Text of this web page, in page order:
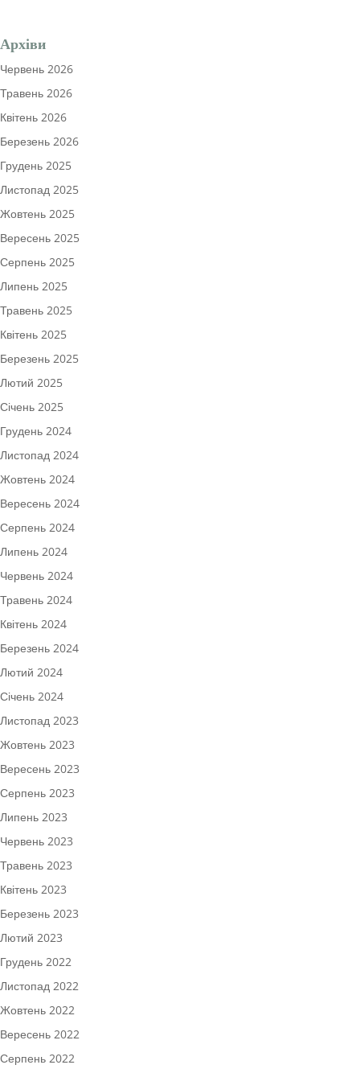
Архіви
Червень 2026
Травень 2026
Квітень 2026
Березень 2026
Грудень 2025
Листопад 2025
Жовтень 2025
Вересень 2025
Серпень 2025
Липень 2025
Травень 2025
Квітень 2025
Березень 2025
Лютий 2025
Січень 2025
Грудень 2024
Листопад 2024
Жовтень 2024
Вересень 2024
Серпень 2024
Липень 2024
Червень 2024
Травень 2024
Квітень 2024
Березень 2024
Лютий 2024
Січень 2024
Листопад 2023
Жовтень 2023
Вересень 2023
Серпень 2023
Липень 2023
Червень 2023
Травень 2023
Квітень 2023
Березень 2023
Лютий 2023
Грудень 2022
Листопад 2022
Жовтень 2022
Вересень 2022
Серпень 2022